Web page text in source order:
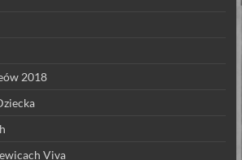
2018
Viva